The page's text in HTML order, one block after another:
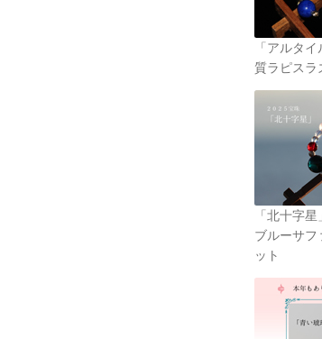
「アルタ
質ラピスラ
「北十字
ブルーサフ
ット